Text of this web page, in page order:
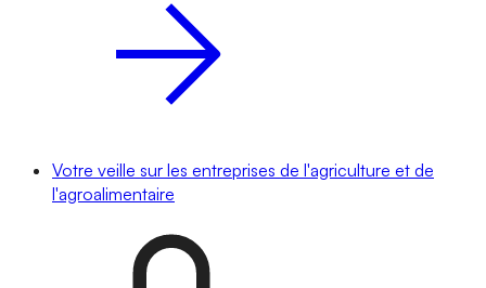
Votre veille sur les entreprises de l'agriculture et de
l'agroalimentaire